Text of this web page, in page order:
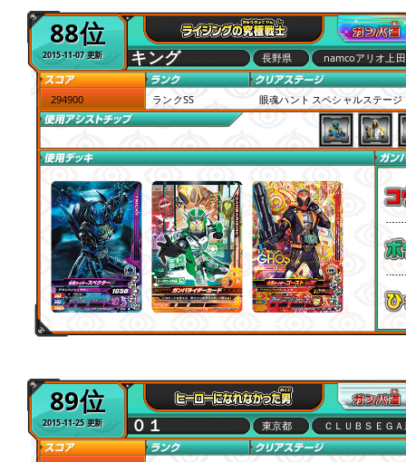
88位
2015-11-07 更新 キング 長野県 namcoアリオ上
294900 ランクSS 眼魂ハント スペシャルステー
89位
2015-11-25 更新 ０１ 東京都 ＣＬＵＢＳＥＧ